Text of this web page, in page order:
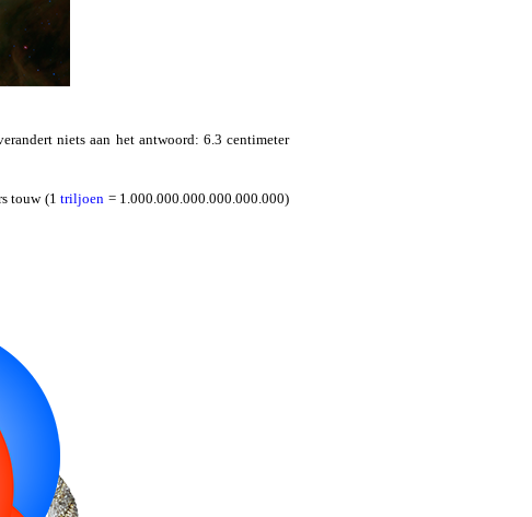
niets aan het antwoord: 6.3 centimeter
touw (1triljoen = 1.000.000.000.000.000.000)